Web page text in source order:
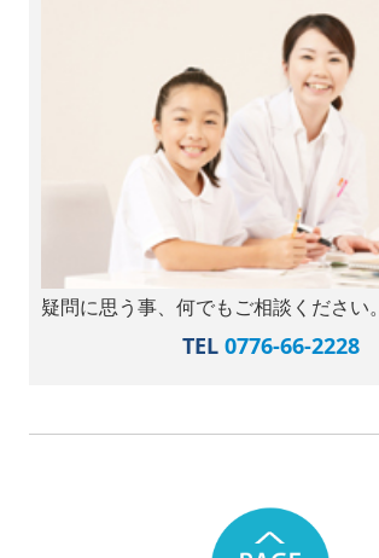
疑問に思う事、何でもご相談ください。
TEL 0776-66-2228